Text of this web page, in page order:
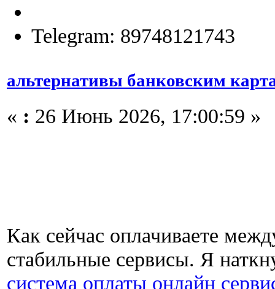
Telegram: 89748121743
альтернативы банковским
« : 26 Июнь 2026, 17:00:59 »
Как сейчас оплачиваете
стабильные сервисы. Я
система оплаты онлайн